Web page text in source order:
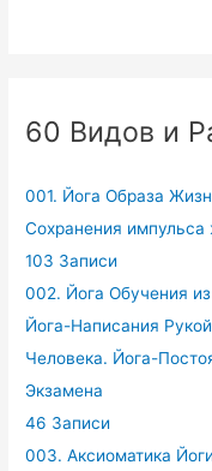
60 Видов и
001. Йога Образа
Сохранения импульса
103 Записи
002. Йога Обучения
Йога-Написания
Человека. Йога-
Экзамена
46 Записи
003. Аксиоматика